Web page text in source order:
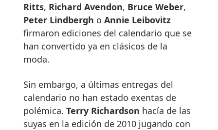
Ritts, Richard Avendon, Bruce Weber,
Peter Lindbergh o Annie Leibovitz
firmaron ediciones del calendario que se
han convertido ya en clásicos de la
moda.
Sin embargo, a últimas entregas del
calendario no han estado exentas de
polémica. Terry Richardson hacía de las
suyas en la edición de 2010 jugando con